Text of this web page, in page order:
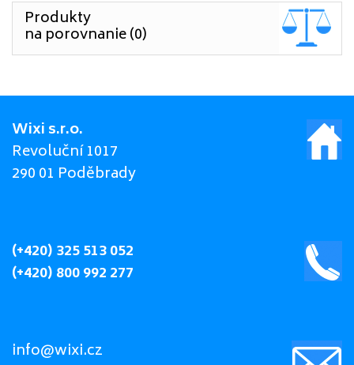
Produkty
na porovnanie (0)
Wixi s.r.o.
Revoluční 1017
290 01 Poděbrady
(+420) 325 513 052
(+420) 800 992 277
info@wixi.cz